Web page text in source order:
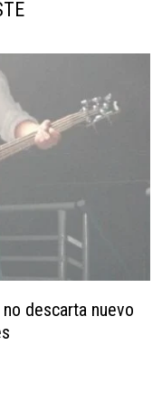
descarta nuevo